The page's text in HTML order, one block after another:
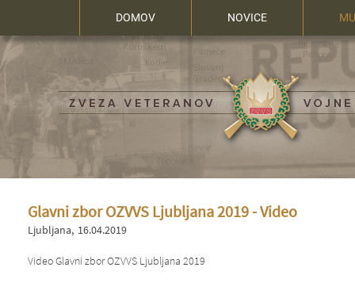
DOMOV NOVICE
Glavni zbor OZVVS Ljubljana 2019 - Video
Ljubljana 16.04.2019
Video Glavni zbor OZVVS Ljubljana 2019